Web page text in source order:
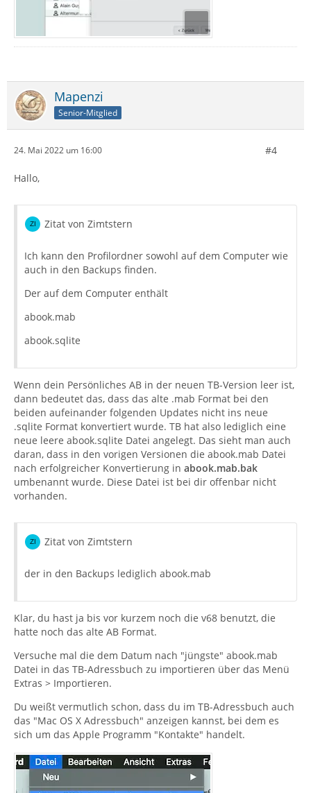
Mapenzi
Senior-Mitglied
24. Mai 2022 um 16:00 #4
Hallo,
Zitat von Zimtstern
Ich kann den Profilordner sowohl auf dem Computer wie
auch in den Backups finden.
Der auf dem Computer enthält
abook.mab
abook.sqlite
Wenn dein Persönliches AB in der neuen TB-Version leer ist,
dann bedeutet das, dass das alte .mab Format bei den
beiden aufeinander folgenden Updates nicht ins neue
.sqlite Format konvertiert wurde. TB hat also lediglich eine
neue leere abook.sqlite Datei angelegt. Das sieht man auch
daran, dass in den vorigen Versionen die abook.mab Datei
nach erfolgreicher Konvertierung in abook.mab.bak
umbenannt wurde. Diese Datei ist bei dir offenbar nicht
vorhanden.
Zitat von Zimtstern
der in den Backups lediglich abook.mab
Klar, du hast ja bis vor kurzem noch die v68 benutzt, die
hatte noch das alte AB Format.
Versuche mal die dem Datum nach "jüngste" abook.mab
Datei in das TB-Adressbuch zu importieren über das Menü
Extras > Importieren.
Du weißt vermutlich schon, dass du im TB-Adressbuch auch
das "Mac OS X Adressbuch" anzeigen kannst, bei dem es
sich um das Apple Programm "Kontakte" handelt.